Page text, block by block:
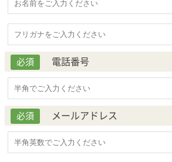
必須 電話番号
必須 メールアドレス